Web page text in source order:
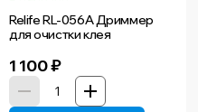
Relife RL-056A Дриммер
для очистки клея
1 100₽